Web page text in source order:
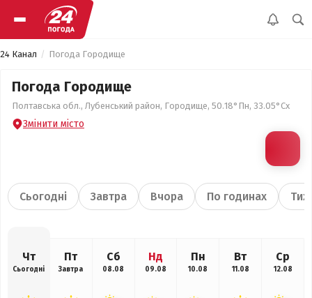
24 Канал Погода Городище
Погода Городище
Полтавська обл., Лубенський район, Городище, 50.18°Пн, 33.05°Сх
Змінити місто
Сьогодні Завтра Вчора По годинах
Чт
Сьогодні
Пт
Завтра
Сб
08.08
Нд
09.08
Пн
10.08
Вт
11.08
Ср
12.08